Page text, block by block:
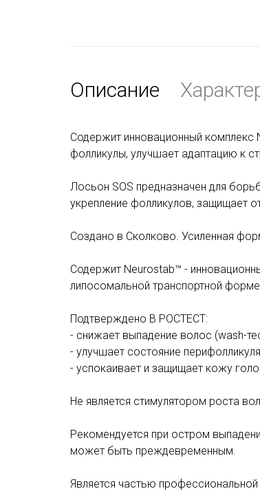
Описание
Содержит инновационный комплекс
фолликулы, улучшает адаптацию к
Лосьон SOS предназначен для
укрепление фолликулов, защищает
Создано в Сколково. Усиленная
Содержит Neurostab™ -
липосомальной транспортной
Подтверждено В РОСТЕСТ:
- снижает выпадение волос (wash-
- улучшает состояние
- успокаивает и защищает кожу
Не является стимулятором роста
Рекомендуется при остром
может быть преждевременным.
Является частью